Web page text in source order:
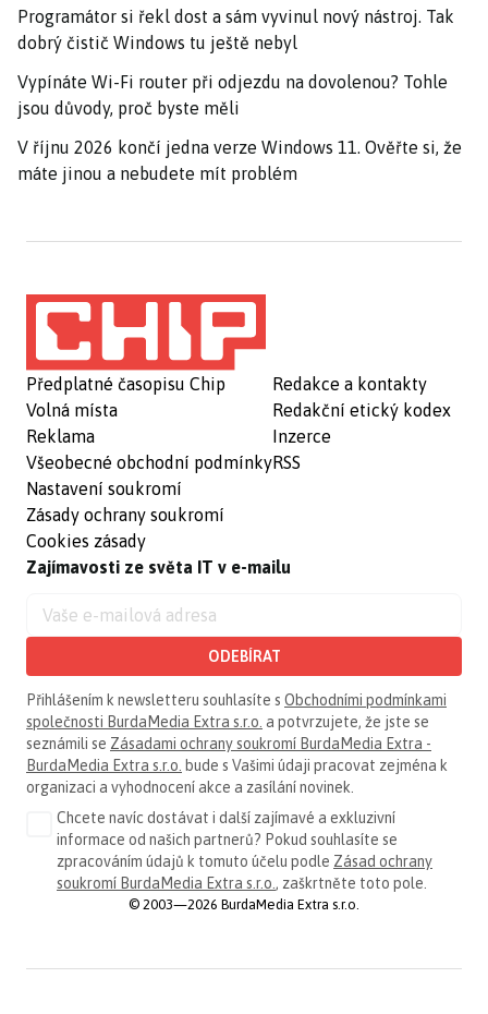
Programátor si řekl dost a sám vyvinul nový nástroj. Tak
dobrý čistič Windows tu ještě nebyl
Vypínáte Wi-Fi router při odjezdu na dovolenou? Tohle
jsou důvody, proč byste měli
V říjnu 2026 končí jedna verze Windows 11. Ověřte si, že
máte jinou a nebudete mít problém
Předplatné časopisu Chip
Volná místa
Reklama
Všeobecné obchodní podmínky
Nastavení soukromí
Zásady ochrany soukromí
Cookies zásady
Redakce a kontakty
Redakční etický kodex
Inzerce
RSS
Zajímavosti ze světa IT v e-mailu
ODEBÍRAT
Přihlášením k newsletteru souhlasíte s Obchodními podmínkami
společnosti BurdaMedia Extra s.r.o. a potvrzujete, že jste se
seznámili se Zásadami ochrany soukromí BurdaMedia Extra -
BurdaMedia Extra s.r.o. bude s Vašimi údaji pracovat zejména k
organizaci a vyhodnocení akce a zasílání novinek.
Chcete navíc dostávat i další zajímavé a exkluzivní
informace od našich partnerů? Pokud souhlasíte se
zpracováním údajů k tomuto účelu podle Zásad ochrany
soukromí BurdaMedia Extra s.r.o. , zaškrtněte toto pole.
© 2003—2026 BurdaMedia Extra s.r.o.